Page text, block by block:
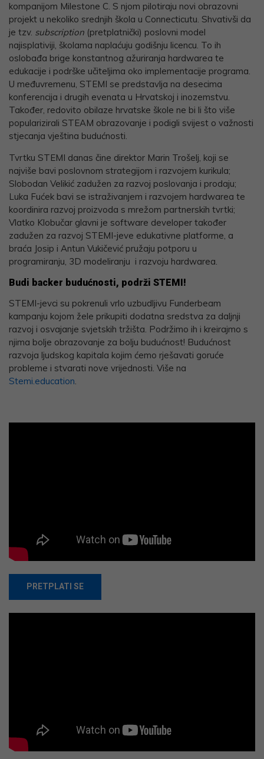
kompanijom Milestone C. S njom pilotiraju novi obrazovni
projekt u nekoliko srednjih škola u Connecticutu. Shvativši da
je tzv. subscription (pretplatnički) poslovni model
najisplativiji, školama naplaćuju godišnju licencu. To ih
oslobađa brige konstantnog ažuriranja hardwarea te
edukacije i podrške učiteljima oko implementacije programa.
U međuvremenu, STEMI se predstavlja na desecima
konferencija i drugih evenata u Hrvatskoj i inozemstvu.
Također, redovito obilaze hrvatske škole ne bi li što više
popularizirali STEAM obrazovanje i podigli svijest o važnosti
stjecanja vještina budućnosti.
Tvrtku STEMI danas čine direktor Marin Trošelj, koji se
najviše bavi poslovnom strategijom i razvojem kurikula;
Slobodan Velikić zadužen za razvoj poslovanja i prodaju;
Luka Fućek bavi se istraživanjem i razvojem hardwarea te
koordinira razvoj proizvoda s mrežom partnerskih tvrtki;
Vlatko Klobučar glavni je software developer također
zadužen za razvoj STEMI-jeve edukativne platforme, a
braća Josip i Antun Vukičević pružaju potporu u
programiranju, 3D modeliranju i razvoju hardwarea.
Budi backer budućnosti, podrži STEMI!
STEMI-jevci su pokrenuli vrlo uzbudljivu Funderbeam
kampanju kojom žele prikupiti dodatna sredstva za daljnji
razvoj i osvajanje svjetskih tržišta. Podržimo ih i kreirajmo s
njima bolje obrazovanje za bolju budućnost! Budućnost
razvoja ljudskog kapitala kojim ćemo rješavati goruće
probleme i stvarati nove vrijednosti. Više na
Stemi.education.
PRETPLATI SE